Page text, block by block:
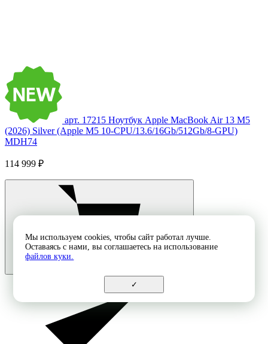
арт. 17215 Ноутбук Apple MacBook Air 13 M5
(2026) Silver (Apple M5 10-CPU/13.6/16Gb/512Gb/8-GPU)
MDH74
114 999 ₽
Мы используем cookies, чтобы сайт работал лучше.
Оставаясь с нами, вы соглашаетесь на использование
файлов куки.
✓